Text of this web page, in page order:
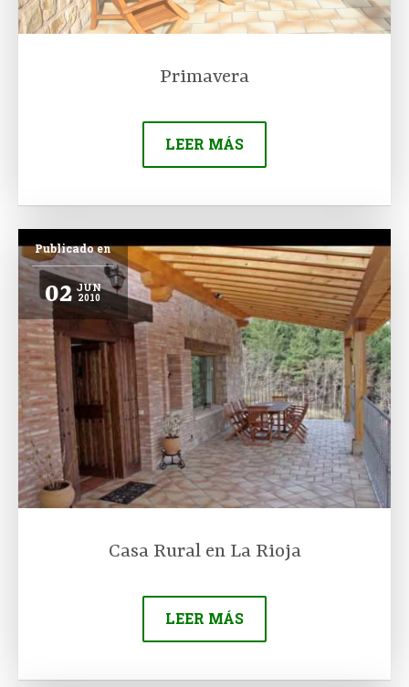
Primavera
LEER MÁS
Publicado en
02 JUN
2010
Casa Rural en La Rioja
LEER MÁS